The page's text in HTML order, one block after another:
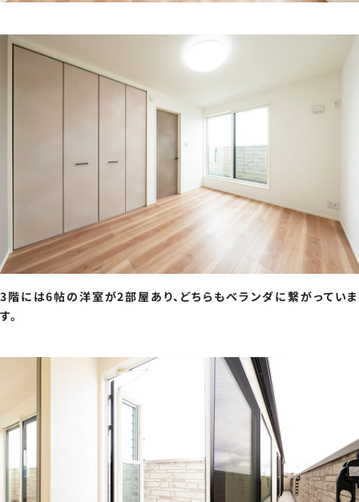
3階には6帖の洋室が2部屋あり、どちらもベランダに繋がっていま
す。